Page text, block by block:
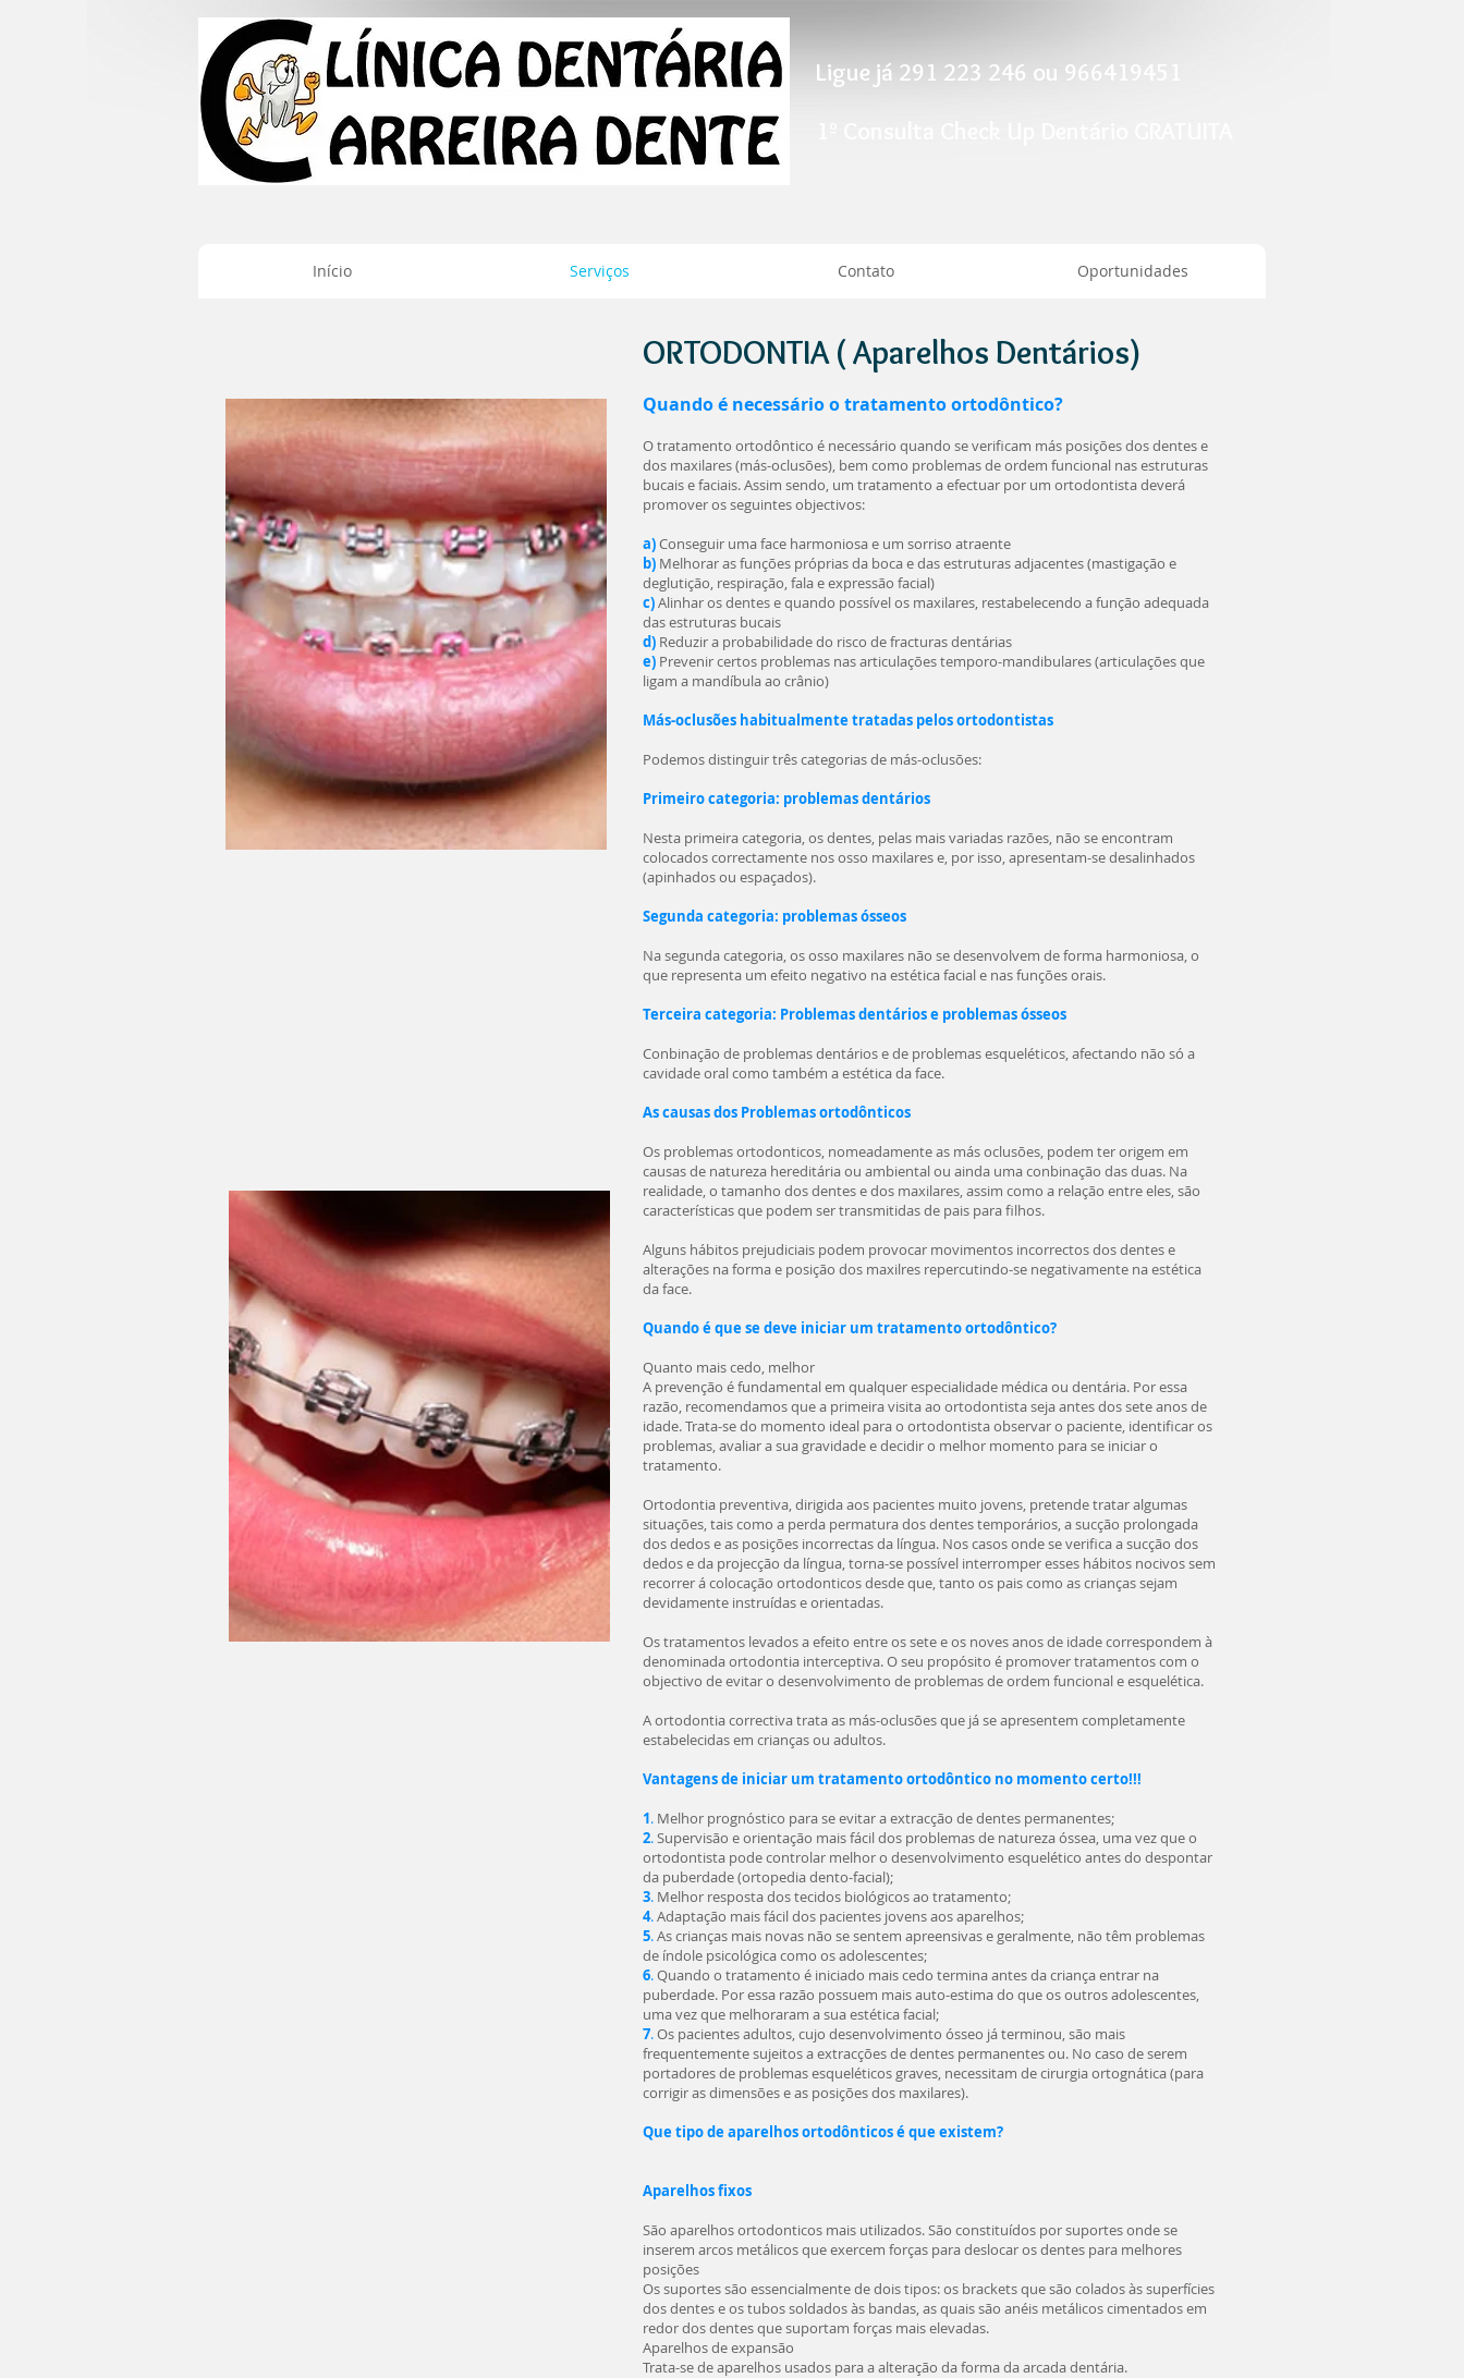
Ligue já 291 223 246 ou 966419451
Início Serviços Contato Oportunidades
ORTODONTIA ( Aparelhos Dentários)
Quando é necessário o tratamento ortodôntico?
O tratamento ortodôntico é necessário quando se verificam más posições dos dentes e
dos maxilares (más-oclusões), bem como problemas de ordem funcional nas estruturas
bucais e faciais. Assim sendo, um tratamento a efectuar por um ortodontista deverá
promover os seguintes objectivos:
a)Conseguir uma face harmoniosa e um sorriso atraente
b) Melhorar as funções próprias da boca e das estruturas adjacentes (mastigação e
deglutição, respiração, fala e expressão facial)
c)Alinhar os dentes e quando possível os maxilares, restabelecendo a função adequada
das estruturas bucais
d) Reduzir a probabilidade do risco de fracturas dentárias
e) Prevenir certos problemas nas articulações temporo-mandibulares (articulações que
ligam a mandíbula ao crânio)
Más-oclusões habitualmente tratadas pelos ortodontistas
Podemos distinguir três categorias de más-oclusões:
Primeiro categoria: problemas dentários
Nesta primeira categoria, os dentes, pelas mais variadas razões, não se encontram
colocados correctamente nos osso maxilares e, por isso, apresentam-se desalinhados
(apinhados ou espaçados).
Segunda categoria: problemas ósseos
Na segunda categoria, os osso maxilares não se desenvolvem de forma harmoniosa, o
que representa um efeito negativo na estética facial e nas funções orais.
Terceira categoria: Problemas dentários e problemas ósseos
Conbinação de problemas dentários e de problemas esqueléticos, afectando não só a
cavidade oral como também a estética da face.
As causas dos Problemas ortodônticos
Os problemas ortodonticos, nomeadamente as más oclusões, podem ter origem em
causas de natureza hereditária ou ambiental ou ainda uma conbinação das duas. Na
realidade, o tamanho dos dentes e dos maxilares, assim como a relação entre eles, são
características que podem ser transmitidas de pais para filhos.
Alguns hábitos prejudiciais podem provocar movimentos incorrectos dos dentes e
alterações na forma e posição dos maxilres repercutindo-se negativamente na estética
da face.
Quando é que se deve iniciar um tratamento ortodôntico?
Quanto mais cedo, melhor
A prevenção é fundamental em qualquer especialidade médica ou dentária. Por essa
razão, recomendamos que a primeira visita ao ortodontista seja antes dos sete anos de
idade. Trata-se do momento ideal para o ortodontista observar o paciente, identificar os
problemas, avaliar a sua gravidade e decidir o melhor momento para se iniciar o
tratamento.
Ortodontia preventiva, dirigida aos pacientes muito jovens, pretende tratar algumas
situações, tais como a perda permatura dos dentes temporários, a sucção prolongada
dos dedos e as posições incorrectas da língua. Nos casos onde se verifica a sucção dos
dedos e da projecção da língua, torna-se possível interromper esses hábitos nocivos sem
recorrer á colocação ortodonticos desde que, tanto os pais como as crianças sejam
devidamente instruídas e orientadas.
Os tratamentos levados a efeito entre os sete e os noves anos de idade correspondem à
denominada ortodontia interceptiva. O seu propósito é promover tratamentos com o
objectivo de evitar o desenvolvimento de problemas de ordem funcional e esquelética.
A ortodontia correctiva trata as más-oclusões que já se apresentem completamente
estabelecidas em crianças ou adultos.
Vantagens de iniciar um tratamento ortodôntico no momento certo!!!
1. Melhor prognóstico para se evitar a extracção de dentes permanentes;
2.Supervisão e orientação mais fácil dos problemas de natureza óssea, uma vez que o
ortodontista pode controlar melhor o desenvolvimento esquelético antes do despontar
da puberdade (ortopedia dento-facial);
3. Melhor resposta dos tecidos biológicos ao tratamento;
4.Adaptação mais fácil dos pacientes jovens aos aparelhos;
5.As crianças mais novas não se sentem apreensivas e geralmente, não têm problemas
de índole psicológica como os adolescentes;
6.Quando o tratamento é iniciado mais cedo termina antes da criança entrar na
puberdade. Por essa razão possuem mais auto-estima do que os outros adolescentes,
uma vez que melhoraram a sua estética facial;
7.Os pacientes adultos, cujo desenvolvimento ósseo já terminou, são mais
frequentemente sujeitos a extracções de dentes permanentes ou. No caso de serem
portadores de problemas esqueléticos graves, necessitam de cirurgia ortognática (para
corrigir as dimensões e as posições dos maxilares).
Que tipo de aparelhos ortodônticos é que existem?
Aparelhos fixos
São aparelhos ortodonticos mais utilizados. São constituídos por suportes onde se
inserem arcos metálicos que exercem forças para deslocar os dentes para melhores
posições
Os suportes são essencialmente de dois tipos: os brackets que são colados às superfícies
dos dentes e os tubos soldados às bandas, as quais são anéis metálicos cimentados em
redor dos dentes que suportam forças mais elevadas.
Aparelhos de expansão
Trata-se de aparelhos usados para a alteração da forma da arcada dentária.